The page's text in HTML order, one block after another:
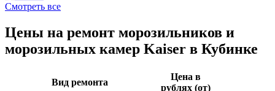
Смотреть все
Цены на ремонт морозильников и
морозильных камер Kaiser в Кубинке
Вид ремонта
Цена в
рублях (от)